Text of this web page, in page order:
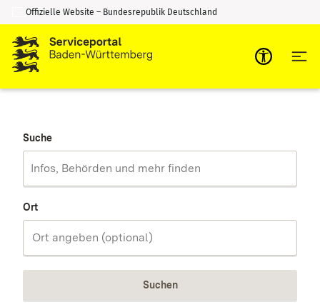
Zum Inhalt springen
Zur Suche springen
Offizielle Website – Bundesrepublik Deutschland
Suche
Ort
Suchen